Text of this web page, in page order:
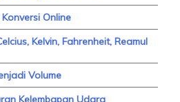
Online
Kelvin, Fahrenheit, Reamul
Volume
Kelembapan Udara